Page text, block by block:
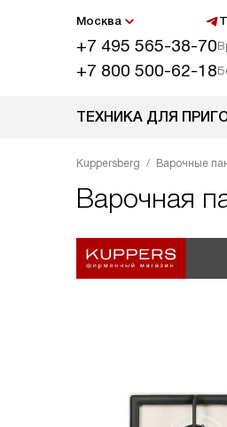
Москва
+7 495 565-38-70
+7 800 500-62-18
ТЕХНИКА ДЛЯ
Kuppersberg Варочные
Варочная